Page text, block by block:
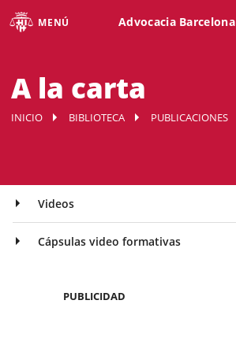
MENÚ Advocacia Barcelona
A la carta
INICIO BIBLIOTECA PUBLICACIONES
Videos
Cápsulas video formativas
PUBLICIDAD